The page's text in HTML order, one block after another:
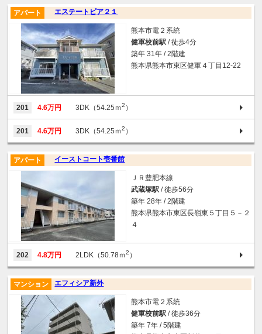
エステートピア２１
アパート
熊本市電２系統
健軍校前駅 / 徒歩4分
築年 31年 / 2階建
熊本県熊本市東区健軍４丁目12-22
201 4.6万円 3DK（54.25ｍ2 ）
201 4.6万円 3DK（54.25ｍ2 ）
イーストコート壱番館
アパート
ＪＲ豊肥本線
武蔵塚駅 / 徒歩56分
築年 28年 / 2階建
熊本県熊本市東区長嶺東５丁目５－２
４
202 4.8万円 2LDK（50.78ｍ2 ）
エフィシア新外
マンション
熊本市電２系統
健軍校前駅 / 徒歩36分
築年 7年 / 5階建